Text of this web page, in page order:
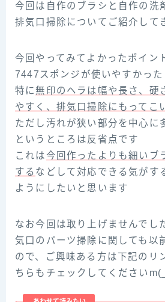
今回は自作のブラシと自作の洗
排気口掃除についてご紹介して
今回やってみてよかったポイン
7447スポンジが使いやすかった
特に無印のヘラは幅や長さ、硬
やすく、排気口掃除にもってこ
ただし汚れが狭い部分を中心に
というところは反省点です
これは今回作ったよりも細いブ
する などして対応できる気がす
ようにしたいと思います
なお今回は取り上げませんでし
気口のパーツ掃除に関しても以
ので、ご興味ある方は下記のリ
ちらもチェックしてください